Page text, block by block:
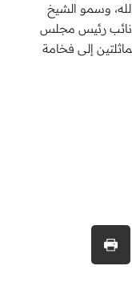
وسمو الشيخ
نائب رئيس مجلس
إلى فخامة